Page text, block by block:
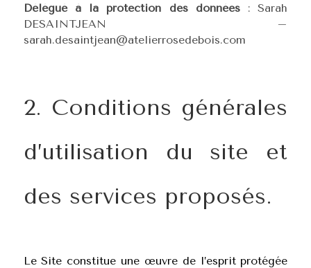
Délégué à la protection des données: Sarah
DESAINTJEAN –
sarah.desaintjean@atelierrosedebois.com
2. Conditions générales
d’utilisation du site et
des services proposés.
Le Site constitue une œuvre de l’esprit protégée